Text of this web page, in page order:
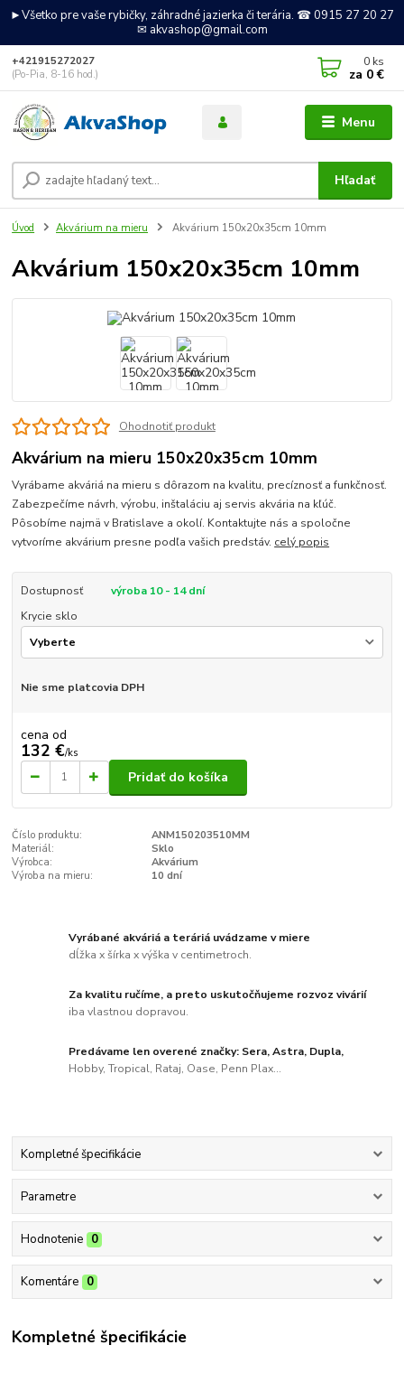
►Všetko pre vaše rybičky, záhradné jazierka či terária. ☎ 0915 27 20 27
✉ akvashop@gmail.com
Menu
Hľadať
+421915272027
(Po-Pia, 8-16 hod.)
0 ks
za 0 €
Úvod Akvárium na mieru Akvárium 150x20x35cm 10mm
Akvárium 150x20x35cm 10mm
Ohodnotiť produkt
Akvárium na mieru 150x20x35cm 10mm
Vyrábame akváriá na mieru s dôrazom na kvalitu, precíznosť a funkčnosť.
Zabezpečíme návrh, výrobu, inštaláciu aj servis akvária na kľúč.
Pôsobíme najmä v Bratislave a okolí. Kontaktujte nás a spoločne
vytvoríme akvárium presne podľa vašich predstáv. celý popis
Dostupnosť
výroba 10 - 14 dní
Krycie sklo
Nie sme platcovia DPH
cena od
132 €/ks
Pridať do košíka
Číslo produktu:
ANM150203510MM
Materiál:
Sklo
Výrobca:
Akvárium
Výroba na mieru:
10 dní
Vyrábané akváriá a teráriá uvádzame v miere
dĺžka x šírka x výška v centimetroch.
Za kvalitu ručíme, a preto uskutočňujeme rozvoz vivárií
iba vlastnou dopravou.
Predávame len overené značky: Sera, Astra, Dupla,
Hobby, Tropical, Rataj, Oase, Penn Plax...
Kompletné špecifikácie
Parametre
Hodnotenie 0
Komentáre 0
Kompletné špecifikácie